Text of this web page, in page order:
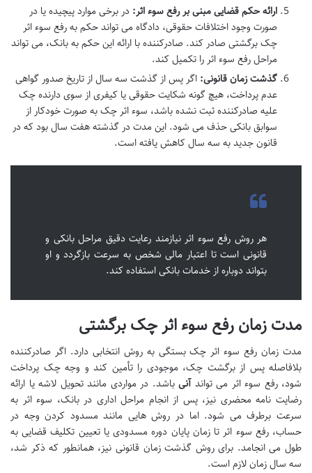
ارائه حکم قضایی مبنی بر رفع سوء اثر: در برخی موارد پیچیده یا در
صورت وجود اختلافات حقوقی، دادگاه می تواند حکم به رفع سوء اثر
چک برگشتی صادر کند. صادرکننده با ارائه این حکم به بانک، می تواند
مراحل رفع سوء اثر را تکمیل کند.
گذشت زمان قانونی: اگر پس از گذشت سه سال از تاریخ صدور گواهی
عدم پرداخت، هیچ گونه شکایت حقوقی یا کیفری از سوی دارنده چک
علیه صادرکننده ثبت نشده باشد، سوء اثر چک به صورت خودکار از
سوابق بانکی حذف می شود. این مدت در گذشته هفت سال بود که در
قانون جدید به سه سال کاهش یافته است.
هر روش رفع سوء اثر نیازمند رعایت دقیق مراحل بانکی و
قانونی است تا اعتبار مالی شخص به سرعت بازگردد و او
بتواند دوباره از خدمات بانکی استفاده کند.
مدت زمان رفع سوء اثر چک برگشتی
مدت زمان رفع سوء اثر چک بستگی به روش انتخابی دارد. اگر صادرکننده
بلافاصله پس از برگشت چک، موجودی را تأمین کند و وجه چک پرداخت
شود، رفع سوء اثر می تواندآنی باشد. در مواردی مانند تحویل لاشه یا ارائه
رضایت نامه محضری نیز، پس از انجام مراحل اداری در بانک، سوء اثر به
سرعت برطرف می شود. اما در روش هایی مانند مسدود کردن وجه در
حساب، رفع سوء اثر تا زمان پایان دوره مسدودی یا تعیین تکلیف قضایی به
طول می انجامد. برای روش گذشت زمان قانونی نیز، همانطور که ذکر شد،
سه سال زمان لازم است.